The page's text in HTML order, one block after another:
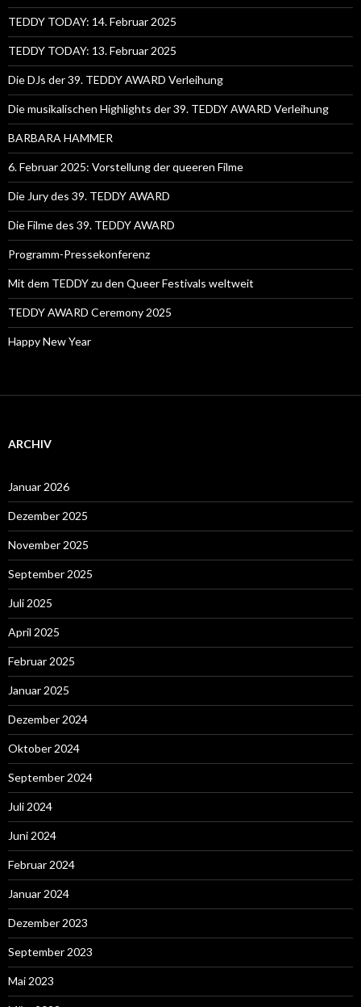
TEDDY TODAY: 14. Februar 2025
TEDDY TODAY: 13. Februar 2025
Die DJs der 39. TEDDY AWARD Verleihung
Die musikalischen Highlights der 39. TEDDY AWARD Verleihung
BARBARA HAMMER
6. Februar 2025: Vorstellung der queeren Filme
Die Jury des 39. TEDDY AWARD
Die Filme des 39. TEDDY AWARD
Programm-Pressekonferenz
Mit dem TEDDY zu den Queer Festivals weltweit
TEDDY AWARD Ceremony 2025
Happy New Year
ARCHIV
Januar 2026
Dezember 2025
November 2025
September 2025
Juli 2025
April 2025
Februar 2025
Januar 2025
Dezember 2024
Oktober 2024
September 2024
Juli 2024
Juni 2024
Februar 2024
Januar 2024
Dezember 2023
September 2023
Mai 2023